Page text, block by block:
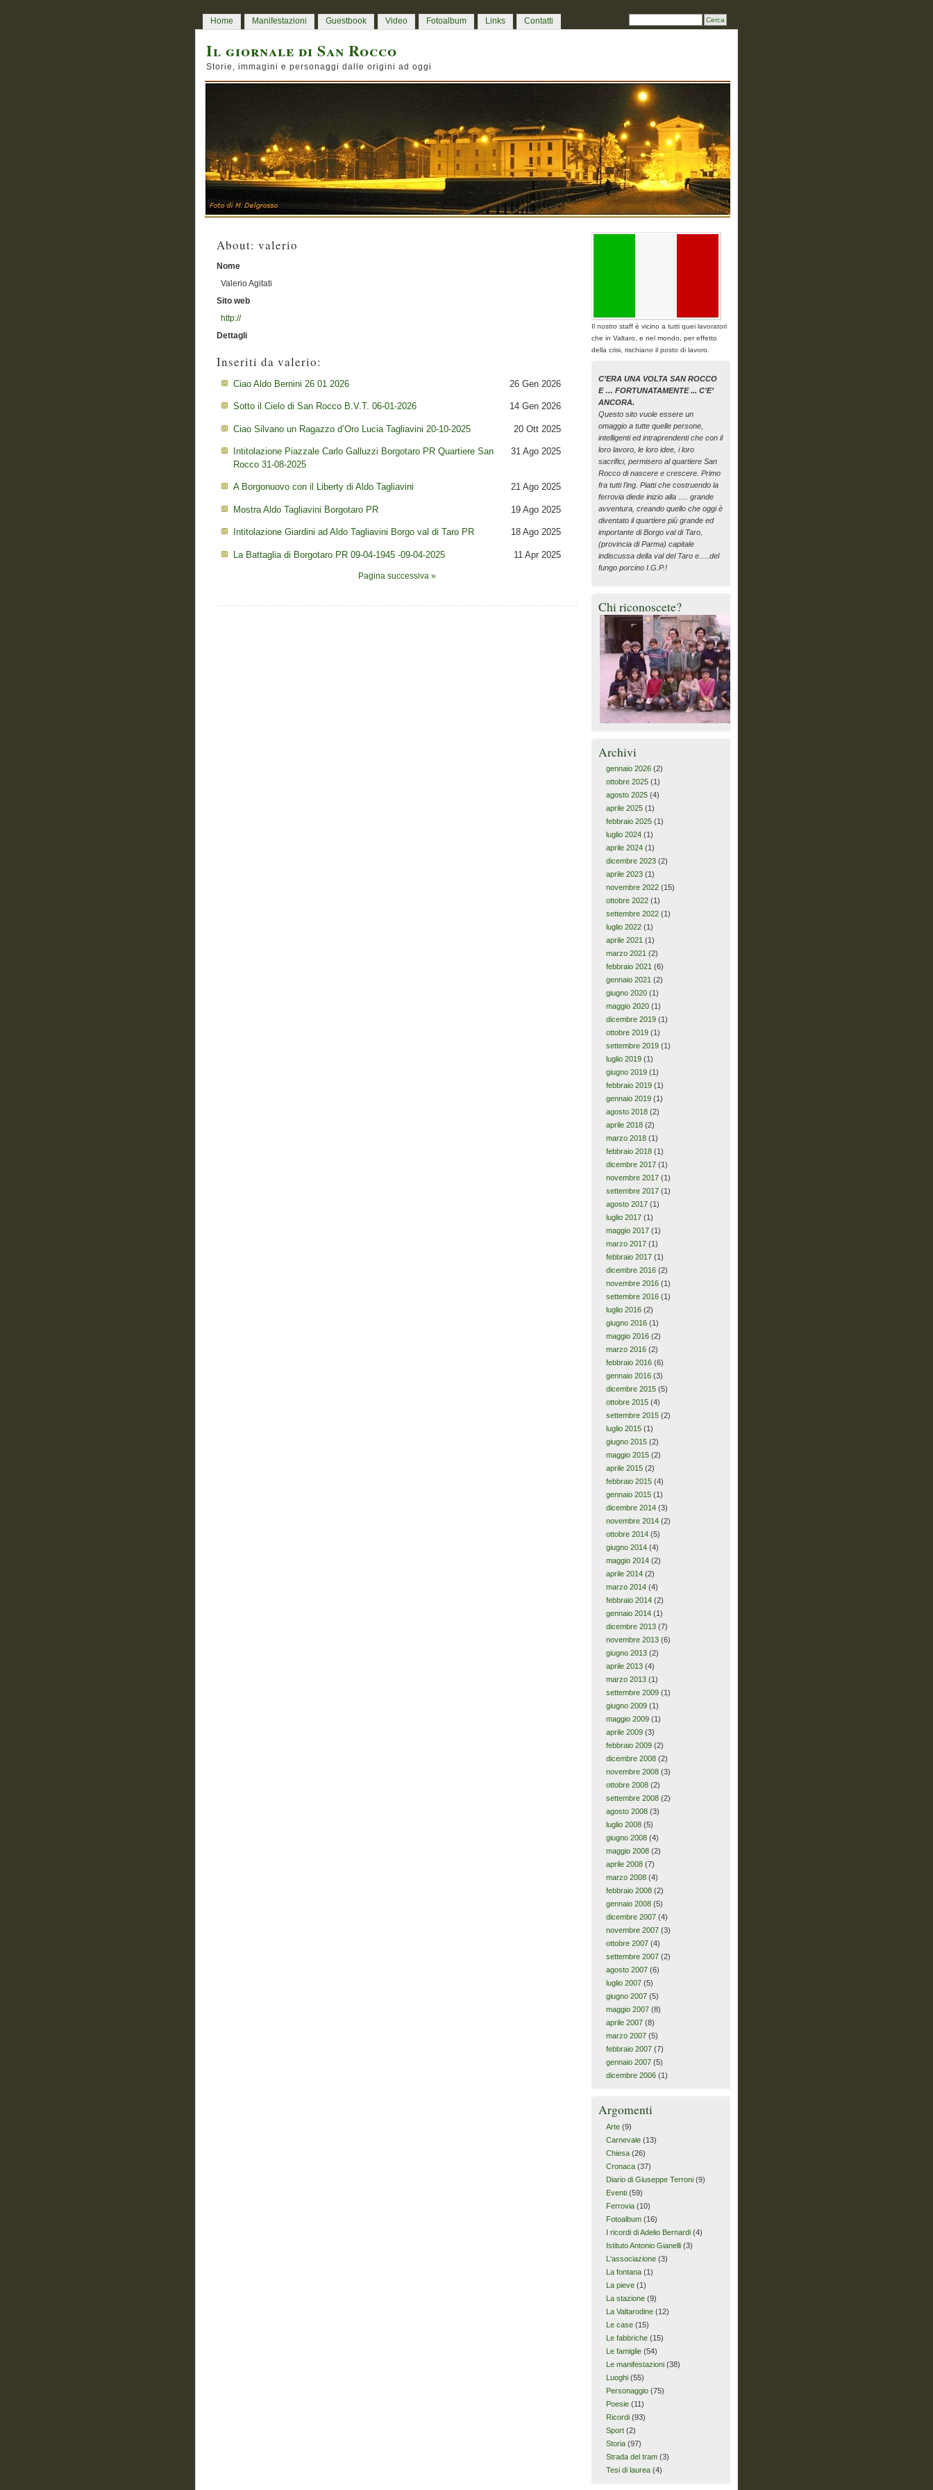
Home Manifestazioni Guestbook Video Fotoalbum Links Contatti
Il giornale di San Rocco
Storie, immagini e personaggi dalle origini ad oggi
About: valerio
Nome
Valerio Agitati
Sito web
http://
Dettagli
Inseriti da valerio:
26 Gen 2026
Ciao Aldo Bernini 26 01 2026
14 Gen 2026
Sotto il Cielo di San Rocco B.V.T. 06-01-2026
20 Ott 2025
Ciao Silvano un Ragazzo d’Oro Lucia Tagliavini 20-10-2025
31 Ago 2025
Intitolazione Piazzale Carlo Galluzzi Borgotaro PR Quartiere San
Rocco 31-08-2025
21 Ago 2025
A Borgonuovo con il Liberty di Aldo Tagliavini
19 Ago 2025
Mostra Aldo Tagliavini Borgotaro PR
18 Ago 2025
Intitolazione Giardini ad Aldo Tagliavini Borgo val di Taro PR
11 Apr 2025
La Battaglia di Borgotaro PR 09-04-1945 -09-04-2025
Pagina successiva »
Il nostro staff è vicino a tutti quei lavoratori
che in Valtaro, e nel mondo, per effetto
della crisi, rischiano il posto di lavoro.
C’ERA UNA VOLTA SAN ROCCO
E … FORTUNATAMENTE ... C’E’
ANCORA.
Questo sito vuole essere un
omaggio a tutte quelle persone,
intelligenti ed intraprendenti che con il
loro lavoro, le loro idee, i loro
sacrifici, permisero al quartiere San
Rocco di nascere e crescere. Primo
fra tutti l’ing. Piatti che costruendo la
ferrovia diede inizio alla …. grande
avventura, creando quello che oggi è
diventato il quartiere più grande ed
importante di Borgo val di Taro,
(provincia di Parma) capitale
indiscussa della val del Taro e.....del
fungo porcino I.G.P.!
Chi riconoscete?
Archivi
gennaio 2026(2)
ottobre 2025(1)
agosto 2025(4)
aprile 2025(1)
febbraio 2025(1)
luglio 2024(1)
aprile 2024(1)
dicembre 2023(2)
aprile 2023(1)
novembre 2022(15)
ottobre 2022(1)
settembre 2022(1)
luglio 2022(1)
aprile 2021 (1)
marzo 2021 (2)
febbraio 2021 (6)
gennaio 2021 (2)
giugno 2020(1)
maggio 2020(1)
dicembre 2019(1)
ottobre 2019(1)
settembre 2019(1)
luglio 2019(1)
giugno 2019(1)
febbraio 2019(1)
gennaio 2019(1)
agosto 2018(2)
aprile 2018(2)
marzo 2018(1)
febbraio 2018(1)
dicembre 2017(1)
novembre 2017(1)
settembre 2017(1)
agosto 2017(1)
luglio 2017(1)
maggio 2017(1)
marzo 2017(1)
febbraio 2017(1)
dicembre 2016(2)
novembre 2016(1)
settembre 2016(1)
luglio 2016(2)
giugno 2016(1)
maggio 2016(2)
marzo 2016(2)
febbraio 2016(6)
gennaio 2016(3)
dicembre 2015(5)
ottobre 2015(4)
settembre 2015(2)
luglio 2015(1)
giugno 2015(2)
maggio 2015(2)
aprile 2015(2)
febbraio 2015(4)
gennaio 2015(1)
dicembre 2014(3)
novembre 2014(2)
ottobre 2014(5)
giugno 2014(4)
maggio 2014(2)
aprile 2014(2)
marzo 2014(4)
febbraio 2014(2)
gennaio 2014(1)
dicembre 2013(7)
novembre 2013(6)
giugno 2013(2)
aprile 2013(4)
marzo 2013(1)
settembre 2009(1)
giugno 2009(1)
maggio 2009(1)
aprile 2009(3)
febbraio 2009(2)
dicembre 2008(2)
novembre 2008(3)
ottobre 2008(2)
settembre 2008(2)
agosto 2008(3)
luglio 2008(5)
giugno 2008(4)
maggio 2008(2)
aprile 2008(7)
marzo 2008(4)
febbraio 2008(2)
gennaio 2008(5)
dicembre 2007(4)
novembre 2007(3)
ottobre 2007(4)
settembre 2007(2)
agosto 2007(6)
luglio 2007(5)
giugno 2007(5)
maggio 2007(8)
aprile 2007(8)
marzo 2007(5)
febbraio 2007(7)
gennaio 2007(5)
dicembre 2006(1)
Argomenti
Arte(9)
Carnevale(13)
Chiesa(26)
Cronaca(37)
Diario di Giuseppe Terroni(9)
Eventi(59)
Ferrovia(10)
Fotoalbum(16)
I ricordi di Adelio Bernardi(4)
Istituto Antonio Gianelli(3)
L'associazione(3)
La fontana(1)
La pieve(1)
La stazione(9)
La Valtarodine(12)
Le case(15)
Le fabbriche(15)
Le famiglie(54)
Le manifestazioni(38)
Luoghi(55)
Personaggio(75)
Poesie(11)
Ricordi(93)
Sport(2)
Storia(97)
Strada del tram(3)
Tesi di laurea(4)